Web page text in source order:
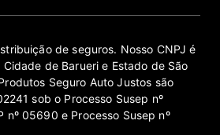
de seguros. Nosso CNPJ é
de Barueri e Estado de São
Seguro Auto Justos são
sob o Processo Susep nº
05690 e Processo Susep nº